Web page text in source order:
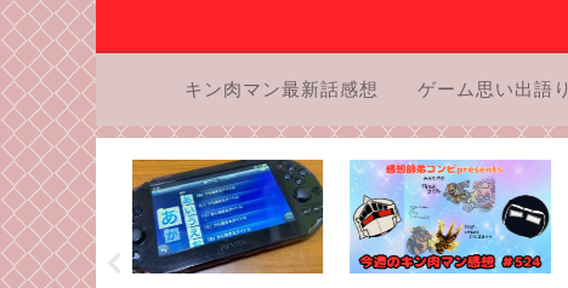
キン肉マン最新話感想 ゲーム思い出語り